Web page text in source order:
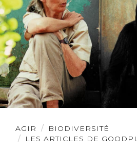
AGIR
BIODIVERSITÉ
LES ARTICLES DE
Lire
l'article